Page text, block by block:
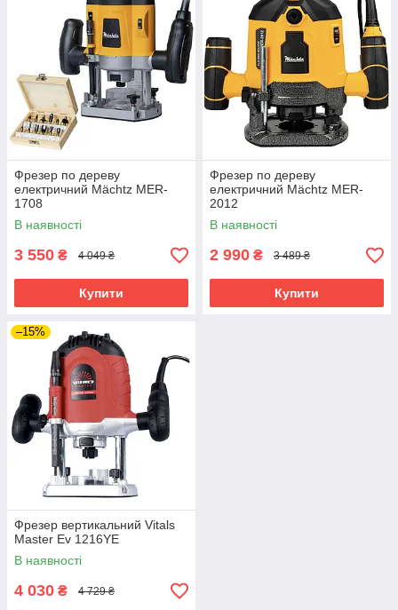
Фрезер по дереву
електричний Mächtz MER-
1708
В наявності
3 550 ₴ 4 049 ₴
Купити
Фрезер по дереву
електричний Mächtz MER-
2012
В наявності
2 990 ₴ 3 489 ₴
Купити
–15%
Фрезер вертикальний Vitals
Master Ev 1216YE
В наявності
4 030 ₴ 4 729 ₴